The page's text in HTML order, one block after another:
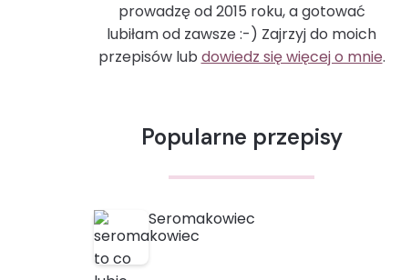
prowadzę od 2015 roku, a gotować
lubiłam od zawsze :-) Zajrzyj do moich
przepisów lub dowiedz się więcej o mnie.
Popularne przepisy
Seromakowiec